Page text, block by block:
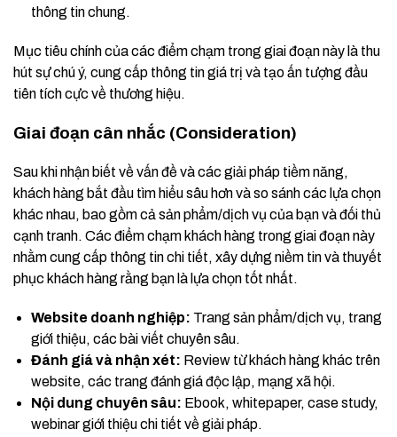
thông tin chung.
Mục tiêu chính của các điểm chạm trong giai đoạn này là thu
hút sự chú ý, cung cấp thông tin giá trị và tạo ấn tượng đầu
tiên tích cực về thương hiệu.
Giai đoạn cân nhắc (Consideration)
Sau khi nhận biết về vấn đề và các giải pháp tiềm năng,
khách hàng bắt đầu tìm hiểu sâu hơn và so sánh các lựa chọn
khác nhau, bao gồm cả sản phẩm/dịch vụ của bạn và đối thủ
cạnh tranh. Các điểm chạm khách hàng trong giai đoạn này
nhằm cung cấp thông tin chi tiết, xây dựng niềm tin và thuyết
phục khách hàng rằng bạn là lựa chọn tốt nhất.
Website doanh nghiệp: Trang sản phẩm/dịch vụ, trang
giới thiệu, các bài viết chuyên sâu.
Đánh giá và nhận xét: Review từ khách hàng khác trên
website, các trang đánh giá độc lập, mạng xã hội.
Nội dung chuyên sâu: Ebook, whitepaper, case study,
webinar giới thiệu chi tiết về giải pháp.